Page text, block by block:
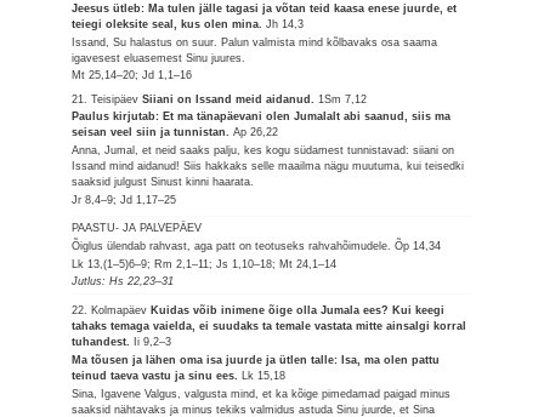
Jeesus ütleb: Ma tulen jälle tagasi ja võtan teid kaasa enese juurde, et
teiegi oleksite seal, kus olen mina.Jh 14,3
Issand, Su halastus on suur. Palun valmista mind kõlbavaks osa saama
igavesest eluasemest Sinu juures.
Mt 25,14–20; Jd 1,1–16
21. TeisipäevSiiani on Issand meid aidanud. 1Sm 7,12
Paulus kirjutab: Et ma tänapäevani olen Jumalalt abi saanud, siis ma
seisan veel siin ja tunnistan.Ap 26,22
Anna, Jumal, et neid saaks palju, kes kogu südamest tunnistavad: siiani on
Issand mind aidanud! Siis hakkaks selle maailma nägu muutuma, kui teisedki
saaksid julgust Sinust kinni haarata.
Jr 8,4–9; Jd 1,17–25
PAASTU- JA PALVEPÄEV
Õiglus ülendab rahvast, aga patt on teotuseks rahvahõimudele.Õp 14,34
Lk 13,(1–5)6–9; Rm 2,1–11; Js 1,10–18; Mt 24,1–14
Jutlus: Hs 22,23–31
22. Kolmapäev Kuidas võib inimene õige olla Jumala ees? Kui keegi
tahaks temaga vaielda, ei suudaks ta temale vastata mitte ainsalgi korral
tuhandest.
Ii 9,2–3
Ma tõusen ja lähen oma isa juurde ja ütlen talle: Isa, ma olen pattu
teinud taeva vastu ja sinu ees. Lk 15,18
Sina, Igavene Valgus, valgusta mind, et ka kõige pimedamad paigad minus
saaksid nähtavaks ja minus tekiks valmidus astuda Sinu juurde, et Sina